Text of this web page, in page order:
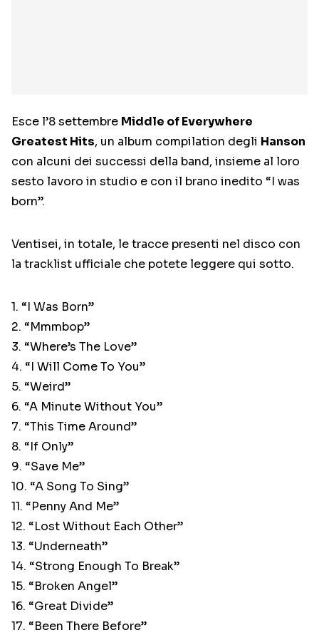
Esce l’8 settembre Middle of Everywhere
Greatest Hits, un album compilation degli Hanson
con alcuni dei successi della band, insieme al loro
sesto lavoro in studio e con il brano inedito “I was
born”.
Ventisei, in totale, le tracce presenti nel disco con
la tracklist ufficiale che potete leggere qui sotto.
1. “I Was Born”
2. “Mmmbop”
3. “Where’s The Love”
4. “I Will Come To You”
5. “Weird”
6. “A Minute Without You”
7. “This Time Around”
8. “If Only”
9. “Save Me”
10. “A Song To Sing”
11. “Penny And Me”
12. “Lost Without Each Other”
13. “Underneath”
14. “Strong Enough To Break”
15. “Broken Angel”
16. “Great Divide”
17. “Been There Before”